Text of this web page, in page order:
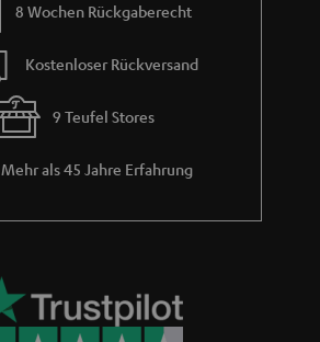
8 Wochen Rückgaberecht
Kostenloser Rückversand
9 Teufel Stores
Mehr als 45 Jahre Erfahrung